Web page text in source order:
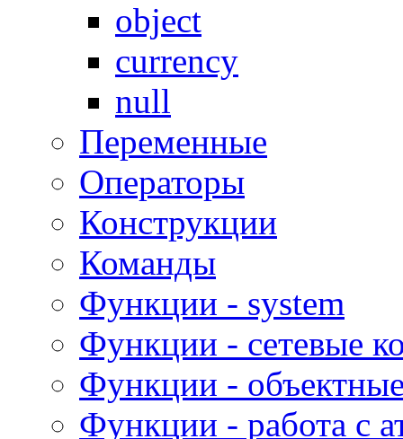
object
currency
null
Переменные
Операторы
Конструкции
Команды
Функции - system
Функции - сетевые
Функции -
Функции - работа с